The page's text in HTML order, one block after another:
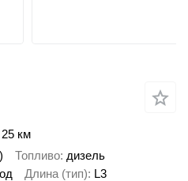
25 км
Топливо дизель
Длина (тип) L3